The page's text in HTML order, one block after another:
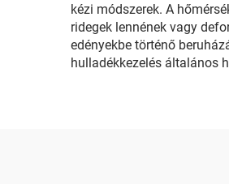
kézi módszerek. A
ridegek lennének vagy
edényekbe történő
hulladékkezelés általános